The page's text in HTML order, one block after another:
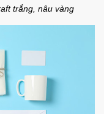
trắng, nâu vàng